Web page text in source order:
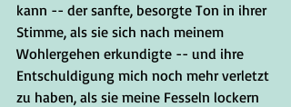
kann -- der sanfte, besorgte Ton in ihrer
Stimme, als sie sich nach meinem
Wohlergehen erkundigte -- und ihre
Entschuldigung mich noch mehr verletzt
zu haben, als sie meine Fesseln lockern